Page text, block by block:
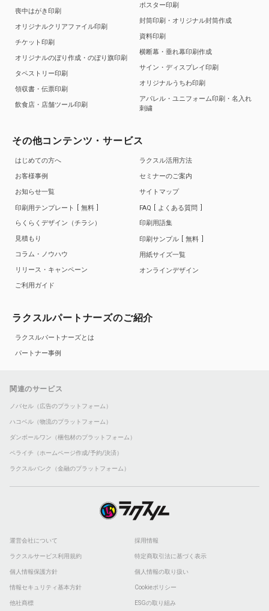
喪中はがき印刷
オリジナルクリアファイル印刷
チケット印刷
オリジナルのぼり作成・のぼり旗印刷
タペストリー印刷
領収書・伝票印刷
飲食店・店舗ツール印刷
ポスター印刷
封筒印刷・オリジナル封筒作成
資料印刷
横断幕・垂れ幕印刷作成
サイン・ディスプレイ印刷
オリジナルうちわ印刷
アパレル・ユニフォーム印刷・名入れ
刺繍
その他コンテンツ・サービス
はじめての方へ
お客様事例
お知らせ一覧
印刷用テンプレート
無料
らくらくデザイン（チラシ）
見積もり
コラム・ノウハウ
リリース・キャンペーン
ご利用ガイド
ラクスル活用方法
セミナーのご案内
サイトマップ
FAQ
よくある質問
印刷用語集
印刷サンプル
無料
用紙サイズ一覧
オンラインデザイン
ラクスルパートナーズのご紹介
ラクスルパートナーズとは
パートナー事例
関連のサービス
ノバセル（広告のプラットフォーム）
ハコベル（物流のプラットフォーム）
ダンボールワン（梱包材のプラットフォーム）
ペライチ（ホームページ作成/予約/決済）
ラクスルバンク（金融のプラットフォーム）
運営会社について 採用情報
ラクスルサービス利用規約 特定商取引法に基づく表示
個人情報保護方針 個人情報の取り扱い
情報セキュリティ基本方針 Cookieポリシー
他社商標 ESGの取り組み